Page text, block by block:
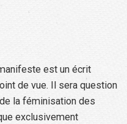
est un écrit
de vue. Il sera question
la féminisation des
exclusivement